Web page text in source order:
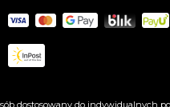
dostosowany do indywidualnych
- forestore.eu